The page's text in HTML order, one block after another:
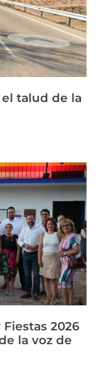
talud de la
2026
la voz de